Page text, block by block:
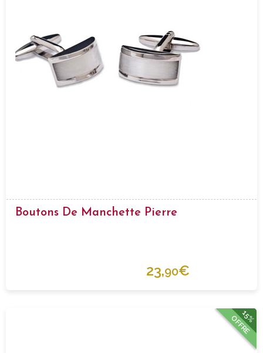
Boutons De Manchette Pierre
23,90€
15%
OFFRE